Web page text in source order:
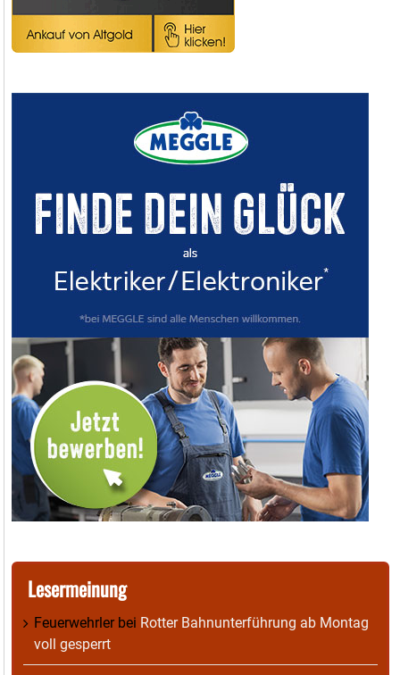
Lesermeinung
Feuerwehrlerbei Rotter Bahnunterführung ab Montag
voll gesperrt